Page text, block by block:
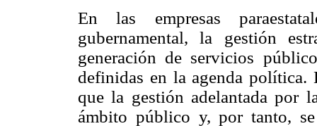
En las empresas
gubernamental, la gestión
generación de servicios
definidas en la agenda política.
que la gestión adelantada por
ámbito público y, por tanto,